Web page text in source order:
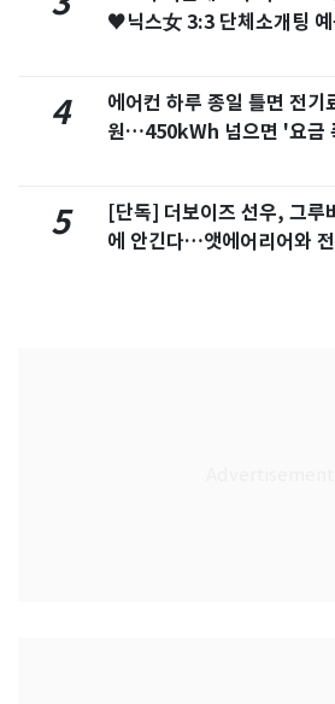
♥닉스女 3:3 단체소개팅
4
에어컨 하루 종일 틀면 전기
원…450kWh 넘으면 '요금
5
[단독] 더보이즈 선우, 그루
에 안긴다…앳에어리어와